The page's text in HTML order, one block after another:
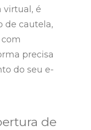
virtual, é
de cautela,
precisa
do seu e-
de